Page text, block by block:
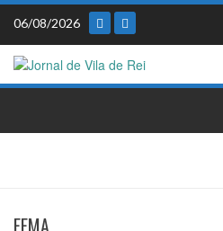
Skip
content
06/08/2026
FEMA